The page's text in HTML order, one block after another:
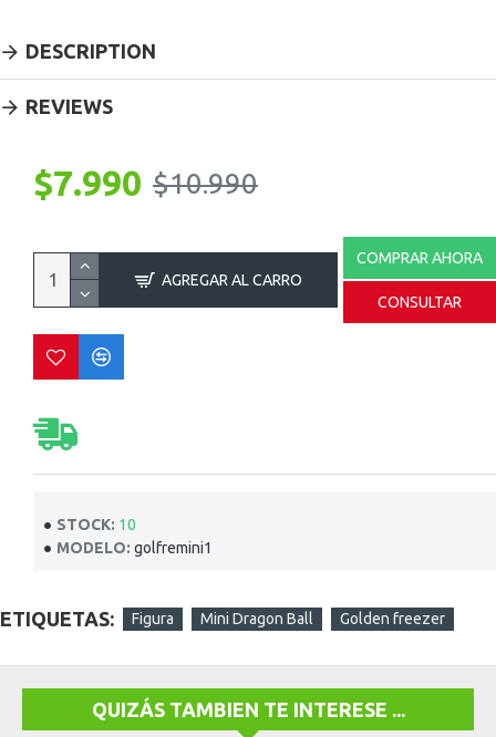
DESCRIPTION
REVIEWS
STOCK: 10
MODELO: golfremini1
$7.990 $10.990
AGREGAR AL CARRO
COMPRAR AHORA
CONSULTAR
ETIQUETAS: Figura Mini Dragon Ball Golden freezer
QUIZÁS TAMBIEN TE INTERESE ...